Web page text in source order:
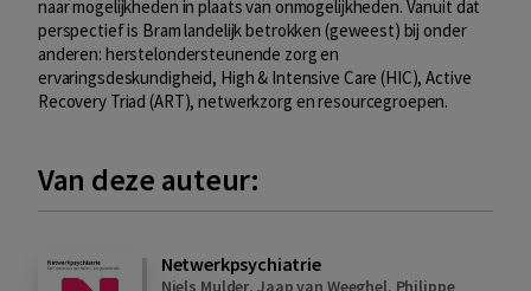
naar mogelijkheden in plaats van onmogelijkheden. Vanuit dat
perspectief is Bram landelijk betrokken (geweest) bij onder
anderen: herstelondersteunende zorg en
ervaringsdeskundigheid, High & Intensive Care (HIC), Active
Recovery Triad (ART), netwerkzorg en resourcegroepen.
Van deze auteur:
Netwerkpsychiatrie
Niels Mulder, Jaap van Weeghel, Philippe